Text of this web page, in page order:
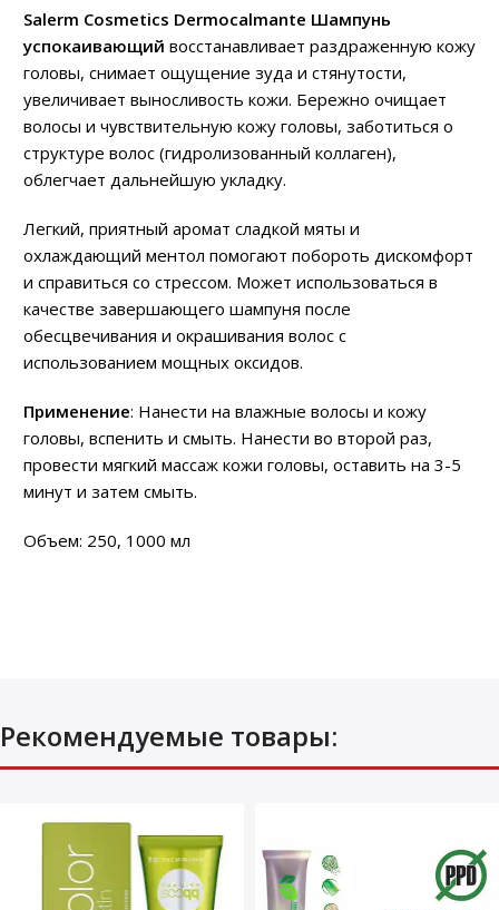
Salerm Cosmetics Dermocalmante Шампунь
успокаивающий восстанавливает раздраженную кожу
головы, снимает ощущение зуда и стянутости,
увеличивает выносливость кожи. Бережно очищает
волосы и чувствительную кожу головы, заботиться о
структуре волос (гидролизованный коллаген),
облегчает дальнейшую укладку.
Легкий, приятный аромат сладкой мяты и
охлаждающий ментол помогают побороть дискомфорт
и справиться со стрессом. Может использоваться в
качестве завершающего шампуня после
обесцвечивания и окрашивания волос с
использованием мощных оксидов.
Применение: Нанести на влажные волосы и кожу
головы, вспенить и смыть. Нанести во второй раз,
провести мягкий массаж кожи головы, оставить на 3-5
минут и затем смыть.
Объем: 250, 1000 мл
Рекомендуемые товары: